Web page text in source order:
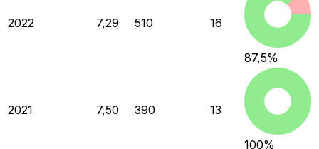
2022 7,29 510 16
87,5%
2021 7,50 390 13
100%